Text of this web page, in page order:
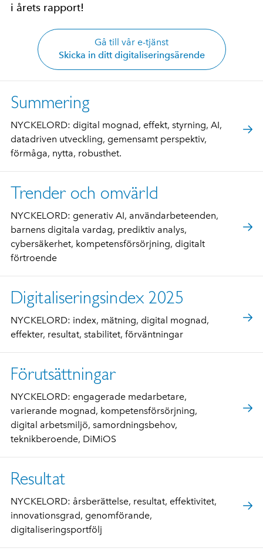
i årets rapport!
Gå till vår e-tjänst
Skicka in ditt digitaliseringsärende
Summering
NYCKELORD: digital mognad, effekt, styrning, AI,
datadriven utveckling, gemensamt perspektiv,
förmåga, nytta, robusthet.
Trender och omvärld
NYCKELORD: generativ AI, användarbeteenden,
barnens digitala vardag, prediktiv analys,
cybersäkerhet, kompetensförsörjning, digitalt
förtroende
Digitaliseringsindex 2025
NYCKELORD: index, mätning, digital mognad,
effekter, resultat, stabilitet, förväntningar
Förutsättningar
NYCKELORD: engagerade medarbetare,
varierande mognad, kompetensförsörjning,
digital arbetsmiljö, samordningsbehov,
teknikberoende, DiMiOS
Resultat
NYCKELORD: årsberättelse, resultat, effektivitet,
innovationsgrad, genomförande,
digitaliseringsportfölj